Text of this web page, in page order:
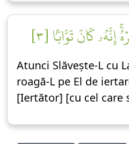
كَانَ تَوَّابَۢا [٣]
Atunci Slăvește-L cu
roagă-L pe El de
[Iertător] [cu cel care